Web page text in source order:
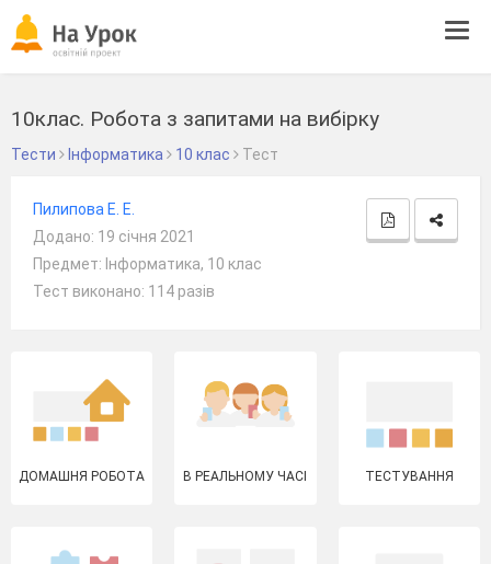
10клас. Робота з запитами на вибірку
Тести Інформатика 10 клас Тест
Пилипова Е. Е.
Додано: 19 січня 2021
Предмет: Інформатика, 10 клас
Тест виконано: 114 разів
ДОМАШНЯ РОБОТА В РЕАЛЬНОМУ ЧАСІ ТЕСТУВАННЯ